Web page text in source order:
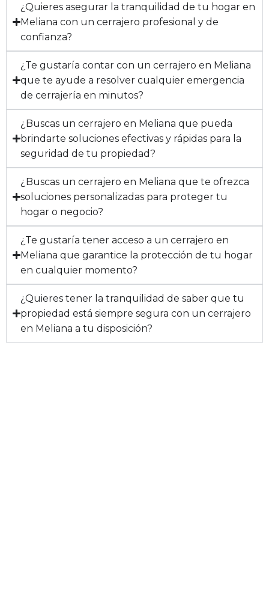
¿Quieres asegurar la tranquilidad de tu hogar en
Meliana con un cerrajero profesional y de
confianza?
¿Te gustaría contar con un cerrajero en Meliana
que te ayude a resolver cualquier emergencia
de cerrajería en minutos?
¿Buscas un cerrajero en Meliana que pueda
brindarte soluciones efectivas y rápidas para la
seguridad de tu propiedad?
¿Buscas un cerrajero en Meliana que te ofrezca
soluciones personalizadas para proteger tu
hogar o negocio?
¿Te gustaría tener acceso a un cerrajero en
Meliana que garantice la protección de tu hogar
en cualquier momento?
¿Quieres tener la tranquilidad de saber que tu
propiedad está siempre segura con un cerrajero
en Meliana a tu disposición?